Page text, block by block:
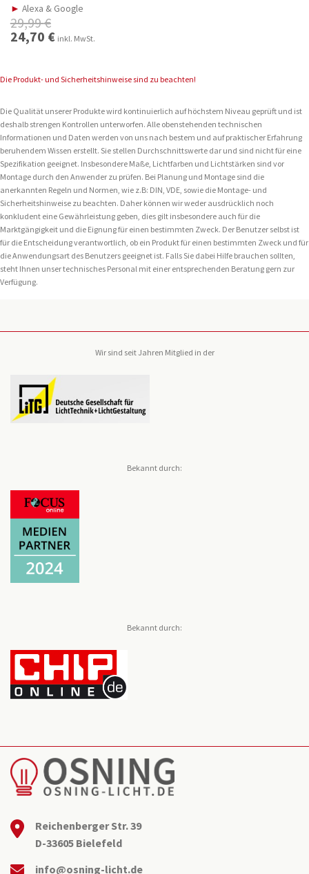
► Alexa & Google
29,99€
Ursprünglicher
Preis
24,70 €Aktueller
Preis
inkl. MwSt.
Die Produkt- und Sicherheitshinweise sind zu beachten!
Die Qualität unserer Produkte wird kontinuierlich auf höchstem Niveau geprüft und ist
deshalb strengen Kontrollen unterworfen. Alle obenstehenden technischen
Informationen und Daten werden von uns nach bestem und auf praktischer Erfahrung
beruhendem Wissen erstellt. Sie stellen Durchschnittswerte dar und sind nicht für eine
Spezifikation geeignet. Insbesondere Maße, Lichtfarben und Lichtstärken sind vor
Montage durch den Anwender zu prüfen. Bei Planung und Montage sind die
anerkannten Regeln und Normen, wie z.B: DIN, VDE, sowie die Montage- und
Sicherheitshinweise zu beachten. Daher können wir weder ausdrücklich noch
konkludent eine Gewährleistung geben, dies gilt insbesondere auch für die
Marktgängigkeit und die Eignung für einen bestimmten Zweck. Der Benutzer selbst ist
für die Entscheidung verantwortlich, ob ein Produkt für einen bestimmten Zweck und für
die Anwendungsart des Benutzers geeignet ist. Falls Sie dabei Hilfe brauchen sollten,
steht Ihnen unser technisches Personal mit einer entsprechenden Beratung gern zur
Verfügung.
Wir sind seit Jahren Mitglied in der
Bekannt durch:
Bekannt durch:
Reichenberger Str. 39
D-33605 Bielefeld
info@osning-licht.de